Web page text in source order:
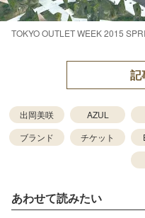
TOKYO OUTLET WEEK 2015
記
出岡美咲 AZUL
ブランド
チケット
あわせて読みたい